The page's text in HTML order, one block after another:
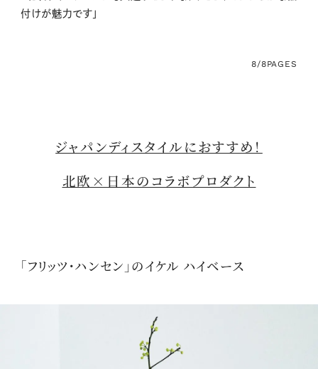
付けが魅力です」
8/8PAGES
ジャパンディスタイルにおすすめ！
北欧×日本のコラボプロダクト
「フリッツ・ハンセン」のイケル ハイベース